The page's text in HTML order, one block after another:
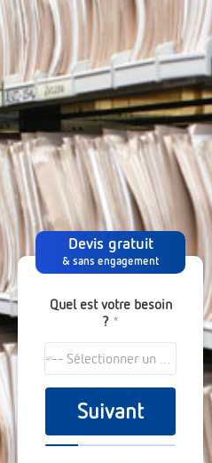
Devis gratuit
& sans engagement
Quel est votre besoin
? *
Suivant